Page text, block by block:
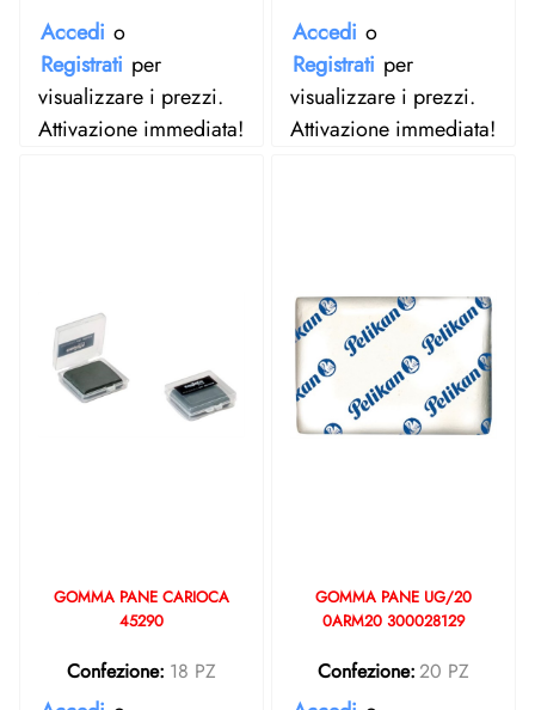
Accedi o
Registrati per
visualizzare i prezzi.
Attivazione immediata!
Accedi o
Registrati per
visualizzare i prezzi.
Attivazione immediata!
GOMMA PANE CARIOCA
45290
Confezione: 18 PZ
GOMMA PANE UG/20
0ARM20 300028129
Confezione:20 PZ